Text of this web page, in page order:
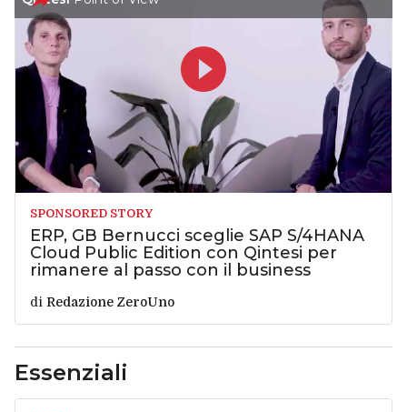
SPONSORED STORY
ERP, GB Bernucci sceglie SAP S/4HANA
Cloud Public Edition con Qintesi per
rimanere al passo con il business
di Redazione ZeroUno
Essenziali